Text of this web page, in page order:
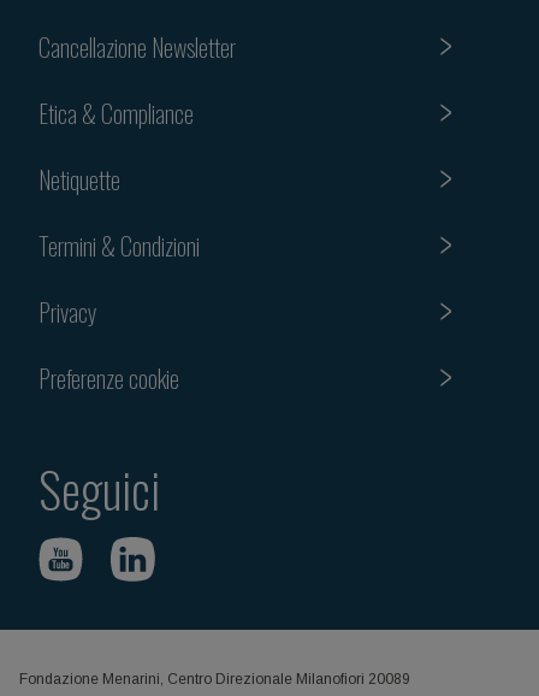
Cancellazione Newsletter
Etica & Compliance
Netiquette
Termini & Condizioni
Privacy
Preferenze cookie
Seguici
Fondazione Menarini, Centro Direzionale Milanofiori 20089